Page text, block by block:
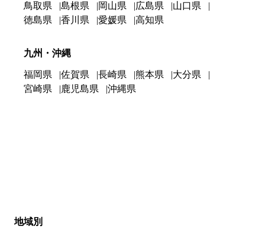
鳥取県 島根県 岡山県 広島県
山口県
徳島県
香川県 愛媛県 高知県
九州・沖縄
福岡県 佐賀県 長崎県 熊本県
大分県
宮崎県
鹿児島県 沖縄県
地域別